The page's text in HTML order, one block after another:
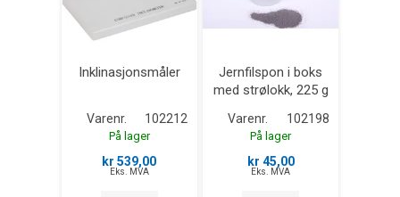
Inklinasjonsmåler
Varenr. 102212
På lager
kr 539,00
Eks. MVA
Jernfilspon i boks
med strølokk, 225 g
Varenr. 102198
På lager
kr 45,00
Eks. MVA